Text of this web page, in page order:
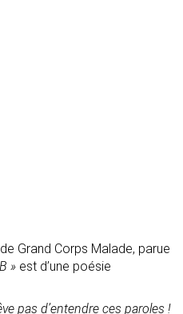
de Grand Corps Malade, parue
» est d’une poésie
pas d’entendre ces paroles !